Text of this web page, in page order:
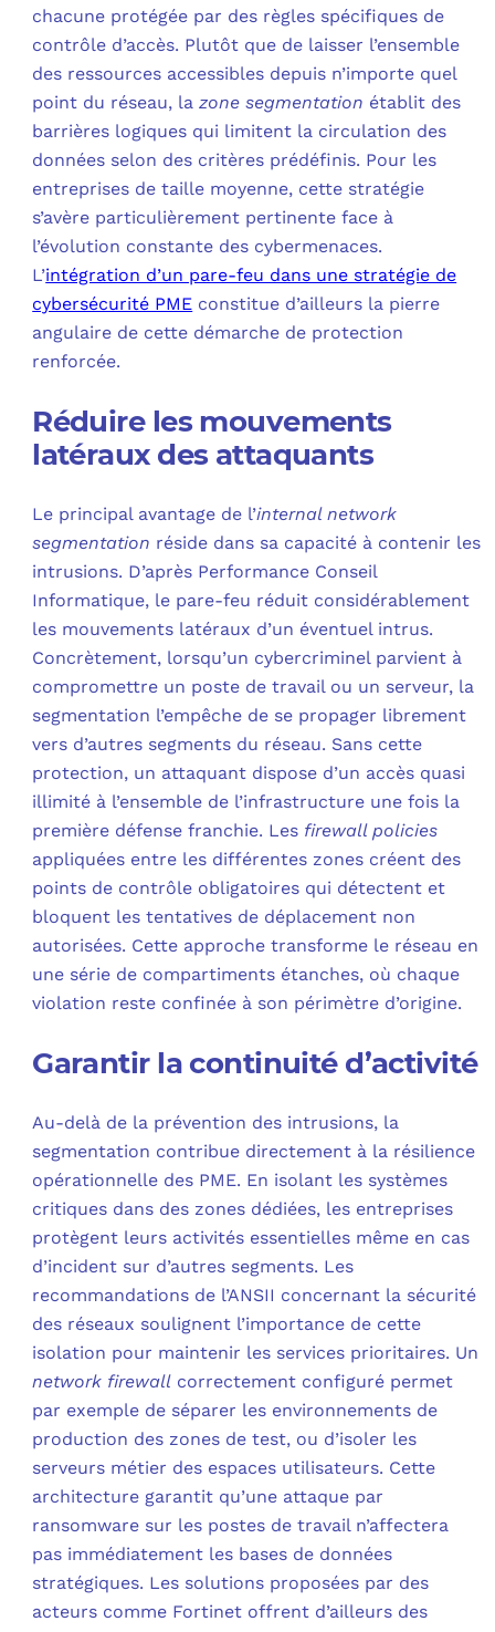
chacune protégée par des règles spécifiques de
contrôle d’accès. Plutôt que de laisser l’ensemble
des ressources accessibles depuis n’importe quel
point du réseau, lazone segmentation établit des
barrières logiques qui limitent la circulation des
données selon des critères prédéfinis. Pour les
entreprises de taille moyenne, cette stratégie
s’avère particulièrement pertinente face à
l’évolution constante des cybermenaces.
L’intégration d’un pare-feu dans une stratégie de
cybersécurité PME constitue d’ailleurs la pierre
angulaire de cette démarche de protection
renforcée.
Réduire les mouvements
latéraux des attaquants
Le principal avantage de l’internal network
segmentation réside dans sa capacité à contenir les
intrusions. D’après Performance Conseil
Informatique, le pare-feu réduit considérablement
les mouvements latéraux d’un éventuel intrus.
Concrètement, lorsqu’un cybercriminel parvient à
compromettre un poste de travail ou un serveur, la
segmentation l’empêche de se propager librement
vers d’autres segments du réseau. Sans cette
protection, un attaquant dispose d’un accès quasi
illimité à l’ensemble de l’infrastructure une fois la
première défense franchie. Les firewall policies
appliquées entre les différentes zones créent des
points de contrôle obligatoires qui détectent et
bloquent les tentatives de déplacement non
autorisées. Cette approche transforme le réseau en
une série de compartiments étanches, où chaque
violation reste confinée à son périmètre d’origine.
Garantir la continuité d’activité
Au-delà de la prévention des intrusions, la
segmentation contribue directement à la résilience
opérationnelle des PME. En isolant les systèmes
critiques dans des zones dédiées, les entreprises
protègent leurs activités essentielles même en cas
d’incident sur d’autres segments. Les
recommandations de l’ANSII concernant la sécurité
des réseaux soulignent l’importance de cette
isolation pour maintenir les services prioritaires. Un
network firewall correctement configuré permet
par exemple de séparer les environnements de
production des zones de test, ou d’isoler les
serveurs métier des espaces utilisateurs. Cette
architecture garantit qu’une attaque par
ransomware sur les postes de travail n’affectera
pas immédiatement les bases de données
stratégiques. Les solutions proposées par des
acteurs comme Fortinet offrent d’ailleurs des